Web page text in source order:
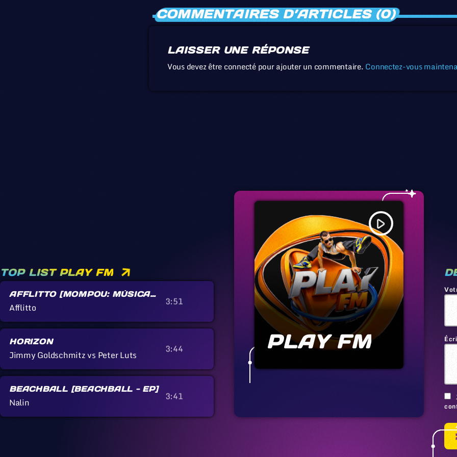
COMMENTAIRES D’ARTICLES (0)
LAISSER UNE RÉPONSE
Vous devez être connecté pour ajouter un commentaire. Connectez-vous
TOP LIST PLAY FM
AFFLITTO [MOMPOU: MÚSICA
CALLADA]
Afflitto 3:51
HORIZON
Jimmy Goldschmitz vs Peter Luts 3:44
BEACHBALL [BEACHBALL - EP]
Nalin 3:41
play_arrow
PLAY FM